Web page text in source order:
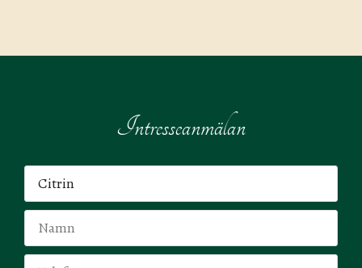
Intresseanmälan